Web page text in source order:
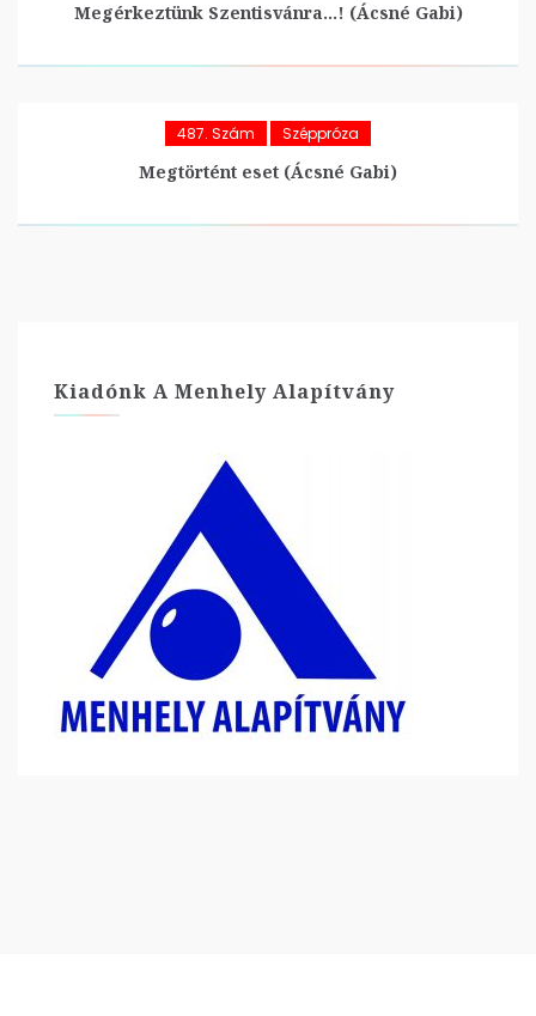
Megérkeztünk Szentisvánra…! (Ácsné Gabi)
487. Szám Széppróza
Megtörtént eset (Ácsné Gabi)
Kiadónk A Menhely Alapítvány